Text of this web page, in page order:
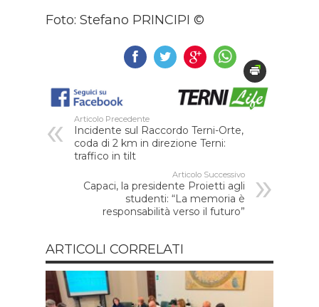
Foto: Stefano PRINCIPI ©
Articolo Precedente
Incidente sul Raccordo Terni-Orte,
coda di 2 km in direzione Terni:
traffico in tilt
Articolo Successivo
Capaci, la presidente Proietti agli
studenti: “La memoria è
responsabilità verso il futuro”
ARTICOLI CORRELATI